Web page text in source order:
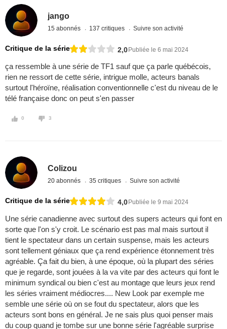
jango
15 abonnés 137 critiques Suivre son activité
Critique de la série 2,0Publiée le 6 mai 2024
ça ressemble à une série de TF1 sauf que ça parle québécois,
rien ne ressort de cette série, intrigue molle, acteurs banals
surtout l'héroïne, réalisation conventionnelle c'est du niveau de le
télé française donc on peut s'en passer
0 3
Colizou
20 abonnés 35 critiques Suivre son activité
Critique de la série 4,0Publiée le 9 mai 2024
Une série canadienne avec surtout des supers acteurs qui font en
sorte que l'on s'y croit. Le scénario est pas mal mais surtout il
tient le spectateur dans un certain suspense, mais les acteurs
sont tellement géniaux que ça rend expérience étonnement très
agréable. Ça fait du bien, à une époque, où la plupart des séries
que je regarde, sont jouées à la va vite par des acteurs qui font le
minimum syndical ou bien c'est au montage que leurs jeux rend
les séries vraiment médiocres.... New Look par exemple me
semble une série où on se fout du spectateur, alors que les
acteurs sont bons en général. Je ne sais plus quoi penser mais
du coup quand je tombe sur une bonne série l'agréable surprise